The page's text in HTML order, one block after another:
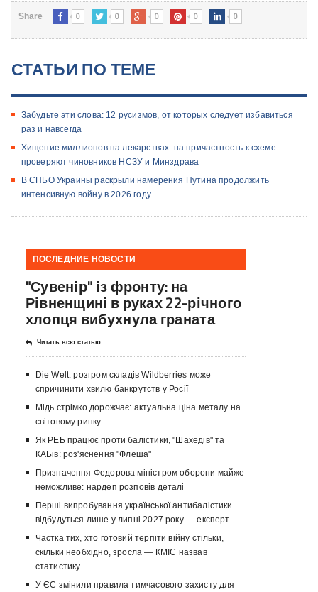
Share 0 0 0 0 0
СТАТЬИ ПО ТЕМЕ
Забудьте эти слова: 12 русизмов, от которых следует избавиться
раз и навсегда
Хищение миллионов на лекарствах: на причастность к схеме
проверяют чиновников НСЗУ и Минздрава
В СНБО Украины раскрыли намерения Путина продолжить
интенсивную войну в 2026 году
ПОСЛЕДНИЕ НОВОСТИ
"Сувенір" із фронту: на
Рівненщині в руках 22-річного
хлопця вибухнула граната
Читать всю статью
Die Welt: розгром складів Wildberries може
спричинити хвилю банкрутств у Росії
Мідь стрімко дорожчає: актуальна ціна металу на
світовому ринку
Як РЕБ працює проти балістики, "Шахедів" та
КАБів: роз'яснення "Флеша"
Призначення Федорова міністром оборони майже
неможливе: нардеп розповів деталі
Перші випробування української антибалістики
відбудуться лише у липні 2027 року — експерт
Частка тих, хто готовий терпіти війну стільки,
скільки необхідно, зросла — КМІС назвав
статистику
У ЄС змінили правила тимчасового захисту для